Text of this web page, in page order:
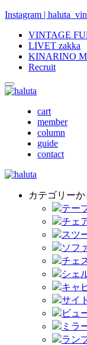
Instagram |
VINTAGE
LIVET zakka
KINARINO
Recruit
cart
member
column
guide
contact
カテゴリー
テー
チェ
スツ
ソフ
チェ
シェ
キャ
サイ
ビュ
ミラ
ラン